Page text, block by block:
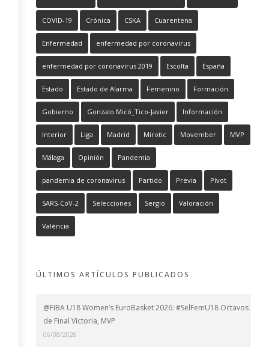
COVID-19 Crónica CSKA Cuarentena
Enfermedad enfermedad por coronavirus
enfermedad por coronavirus 2019 Escolta España
Estado Estado de Alarma Femenino Formación
Gobierno Gonzalo Micó_Tico-Javier Información
Interior Liga Madrid Mirotic Movember MVP
Málaga Opinión Pandemia
pandemia de coronavirus Partido Previa Pívot
SARS-CoV-2 Selecciones Sergio Valoración
València
ÚLTIMOS ARTÍCULOS PUBLICADOS
@FIBA U18 Women’s EuroBasket 2026: #SelFemU18 Octavos
de Final Victoria, MVP
06/08/2026